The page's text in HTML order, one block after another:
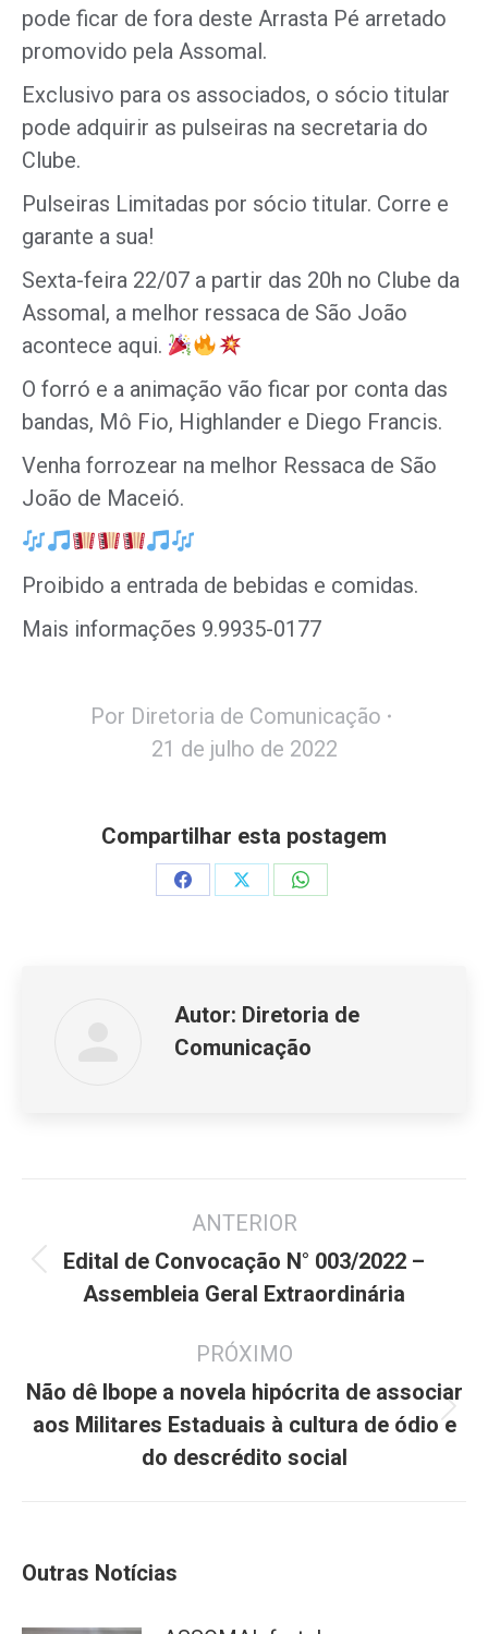
pode ficar de fora deste Arrasta Pé arretado
promovido pela Assomal.
Exclusivo para os associados, o sócio titular
pode adquirir as pulseiras na secretaria do
Clube.
Pulseiras Limitadas por sócio titular. Corre e
garante a sua!
Sexta-feira 22/07 a partir das 20h no Clube da
Assomal, a melhor ressaca de São João
acontece aqui.
O forró e a animação vão ficar por conta das
bandas, Mô Fio, Highlander e Diego Francis.
Venha forrozear na melhor Ressaca de São
João de Maceió.
Proibido a entrada de bebidas e comidas.
Mais informações 9.9935-0177
Por Diretoria de Comunicação
21 de julho de 2022
Compartilhar esta postagem
Share
Share
Share
Autor: Diretoria de
Comunicação
post:
ANTERIOR
Post
anterior:
Edital de Convocação N° 003/2022 –
Assembleia Geral Extraordinária
PRÓXIMO
Próximo
post:
Não dê Ibope a novela hipócrita de associar
aos Militares Estaduais à cultura de ódio e
do descrédito social
Outras Notícias